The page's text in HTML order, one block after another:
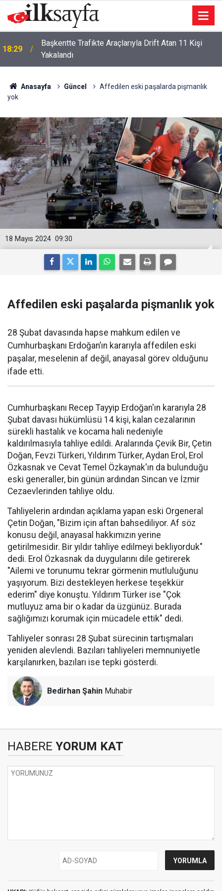
18:29
Başkentte Trafikte Araçlarıyla Drift Atan 11 Kişi
Yakalandı
18:24
Mhp Genel Başkan Yardımcısı Yıldırım, Niğde'de
Konuştu:
Anasayfa Güncel
Affedilen eski paşalarda pişmanlık
yok
09:30
18 Mayıs 2024
Affedilen eski paşalarda pişmanlık yok
28 Şubat davasında hapse mahkum edilen ve
Cumhurbaşkanı Erdoğan’ın kararıyla affedilen eski
paşalar, meselenin af değil, anayasal görev olduğunu
ifade etti.
Cumhurbaşkanı Recep Tayyip Erdoğan'ın kararıyla 28
Şubat davası hükümlüsü 14 kişi, kalan cezalarının
sürekli hastalık ve kocama hali nedeniyle
kaldırılmasıyla tahliye edildi. Aralarında Çevik Bir, Çetin
Doğan, Fevzi Türkeri, Yıldırım Türker, Aydan Erol, Erol
Özkasnak ve Cevat Temel Özkaynak'ın da bulunduğu
eski generaller, bin günün ardından Sincan ve İzmir
Cezaevlerinden tahliye oldu.
Tahliyelerin ardından açıklama yapan eski Orgeneral
Çetin Doğan, "Bizim için aftan bahsediliyor. Af söz
konusu değil, anayasal hakkımızın yerine
getirilmesidir. Bir yıldır tahliye edilmeyi bekliyorduk"
dedi. Erol Özkasnak da duygularını dile getirerek
"Ailemi ve torunumu tekrar görmenin mutluluğunu
yaşıyorum. Bizi destekleyen herkese teşekkür
ederim" diye konuştu. Yıldırım Türker ise "Çok
mutluyuz ama bir o kadar da üzgünüz. Burada
sağlığımızı korumak için mücadele ettik" dedi.
Tahliyeler sonrası 28 Şubat sürecinin tartışmaları
yeniden alevlendi. Bazıları tahliyeleri memnuniyetle
karşılanırken, bazıları ise tepki gösterdi.
Bedirhan Şahin Muhabir
HABERE YORUM KAT